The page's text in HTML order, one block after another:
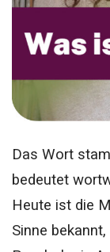
Das Wort
bedeutet
Heute ist die
Sinne